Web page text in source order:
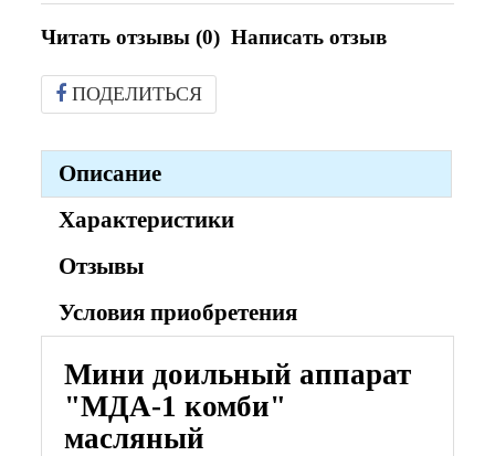
Читать отзывы (0) Написать отзыв
ПОДЕЛИТЬСЯ
Описание
Характеристики
Отзывы
Условия приобретения
Мини доильный аппарат
"МДА-1 комби"
масляный